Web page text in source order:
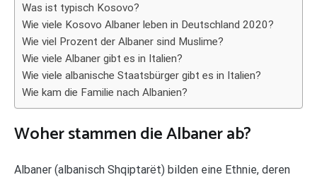
Was ist typisch Kosovo?
Wie viele Kosovo Albaner leben in Deutschland 2020?
Wie viel Prozent der Albaner sind Muslime?
Wie viele Albaner gibt es in Italien?
Wie viele albanische Staatsbürger gibt es in Italien?
Wie kam die Familie nach Albanien?
Woher stammen die Albaner ab?
Albaner (albanisch Shqiptarët) bilden eine Ethnie, deren